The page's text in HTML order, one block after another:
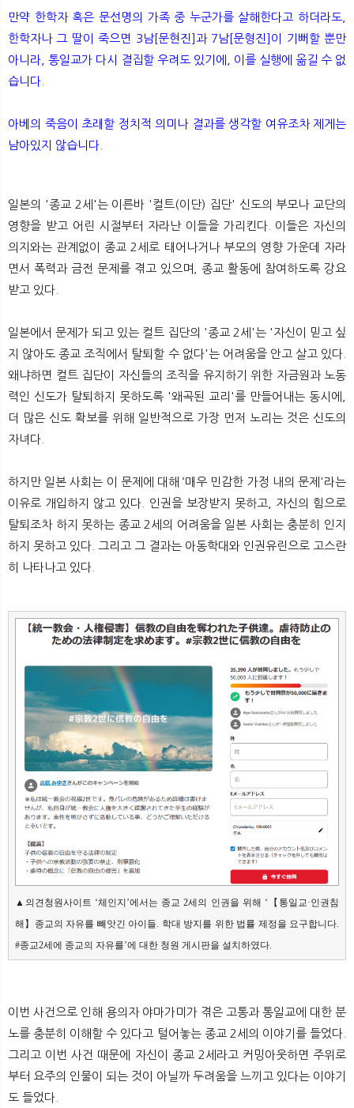
만약 한학자 혹은 문선명의 가족 중 누군가를 살해한다고 하더라도,
한학자나 그 딸이 죽으면 3남[문현진]과 7남[문형진]이 기뻐할 뿐만
아니라, 통일교가 다시 결집할 우려도 있기에, 이를 실행에 옮길 수 없
습니다.
아베의 죽음이 초래할 정치적 의미나 결과를 생각할 여유조차 제게는
남아있지 않습니다.
일본의 '종교 2세'는 이른바 '컬트(이단) 집단' 신도의 부모나 교단의
영향을 받고 어린 시절부터 자라난 이들을 가리킨다. 이들은 자신의
의지와는 관계없이 종교 2세로 태어나거나 부모의 영향 가운데 자라
면서 폭력과 금전 문제를 겪고 있으며, 종교 활동에 참여하도록 강요
받고 있다.
일본에서 문제가 되고 있는 컬트 집단의 '종교 2세'는 '자신이 믿고 싶
지 않아도 종교 조직에서 탈퇴할 수 없다'는 어려움을 안고 살고 있다.
왜냐하면 컬트 집단이 자신들의 조직을 유지하기 위한 자금원과 노동
력인 신도가 탈퇴하지 못하도록 '왜곡된 교리'를 만들어내는 동시에,
더 많은 신도 확보를 위해 일반적으로 가장 먼저 노리는 것은 신도의
자녀다.
하지만 일본 사회는 이 문제에 대해 ‘매우 민감한 가정 내의 문제'라는
이유로 개입하지 않고 있다. 인권을 보장받지 못하고, 자신의 힘으로
탈퇴조차 하지 못하는 종교 2세의 어려움을 일본 사회는 충분히 인지
하지 못하고 있다. 그리고 그 결과는 아동학대와 인권유린으로 고스란
히 나타나고 있다.​
▲의견청원사이트 ‘체인지’에서는 종교 2세의 인권을 위해 ‘【통일교·인권침
해】종교의 자유를 빼앗긴 아이들. 학대 방지를 위한 법률 제정을 요구합니다.
#종교2세에 종교의 자유를’에 대한 청원 게시판을 설치하였다.
이번 사건으로 인해 용의자 야마가미가 겪은 고통과 통일교에 대한 분
노를 충분히 이해할 수 있다고 털어놓는 종교 2세의 이야기를 들었다.
그리고 이번 사건 때문에 자신이 종교 2세라고 커밍아웃하면 주위로
부터 요주의 인물이 되는 것이 아닐까 두려움을 느끼고 있다는 이야기
도 들었다.